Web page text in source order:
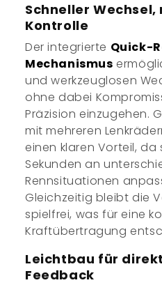
Schneller
Kontrolle
Der integrierte Quick-
Mechanismus
und werkzeuglosen
ohne dabei
Präzision einzugehen.
mit mehreren
einen klaren Vorteil, da
Sekunden an
Rennsituationen
Gleichzeitig bleibt die
spielfrei, was für eine
Kraftübertragung
Leichtbau für
Feedback